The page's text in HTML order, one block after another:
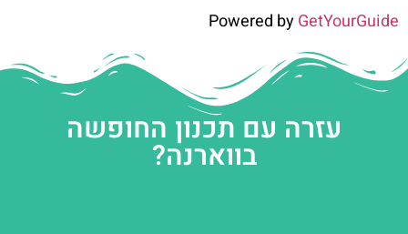
Powered byGetYourGuide
עזרה עם תכנון החופשה
בווארנה?